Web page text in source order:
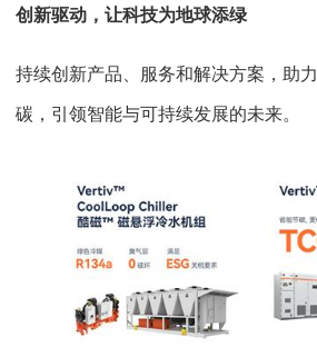
创新驱动，让科技为地球添绿
持续创新产品、服务和解决方案，助
碳，引领智能与可持续发展的未来。